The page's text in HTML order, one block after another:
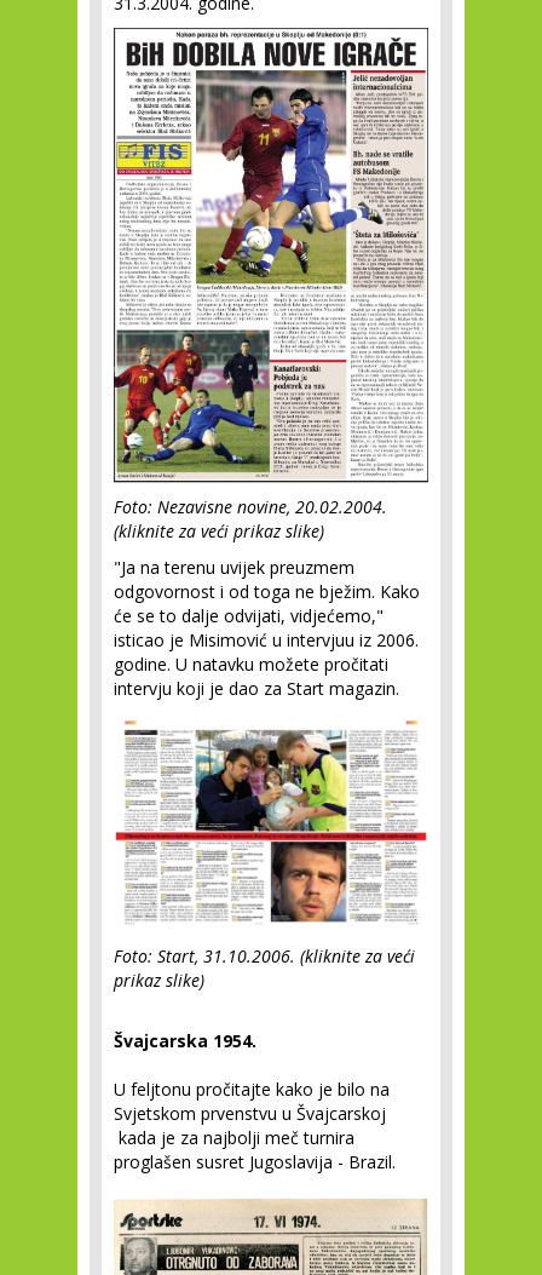
Foto: Nezavisne novine, 20.02.2004.
(kliknite za veći prikaz slike)
"Ja na terenu uvijek preuzmem
odgovornost i od toga ne bježim. Kako
će se to dalje odvijati, vidjećemo,"
isticao je Misimović u intervjuu iz 2006.
godine. U natavku možete pročitati
intervju koji je dao za Start magazin.
Foto: Start, 31.10.2006. (kliknite za veći
prikaz slike)
Švajcarska 1954.
U feljtonu pročitajte kako je bilo na
Svjetskom prvenstvu u Švajcarskoj
kada je za najbolji meč turnira
proglašen susret Jugoslavija - Brazil.